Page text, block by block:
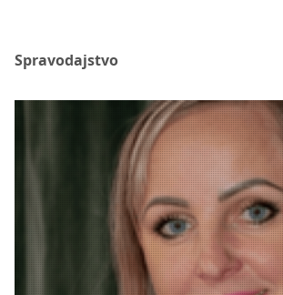
Spravodajstvo